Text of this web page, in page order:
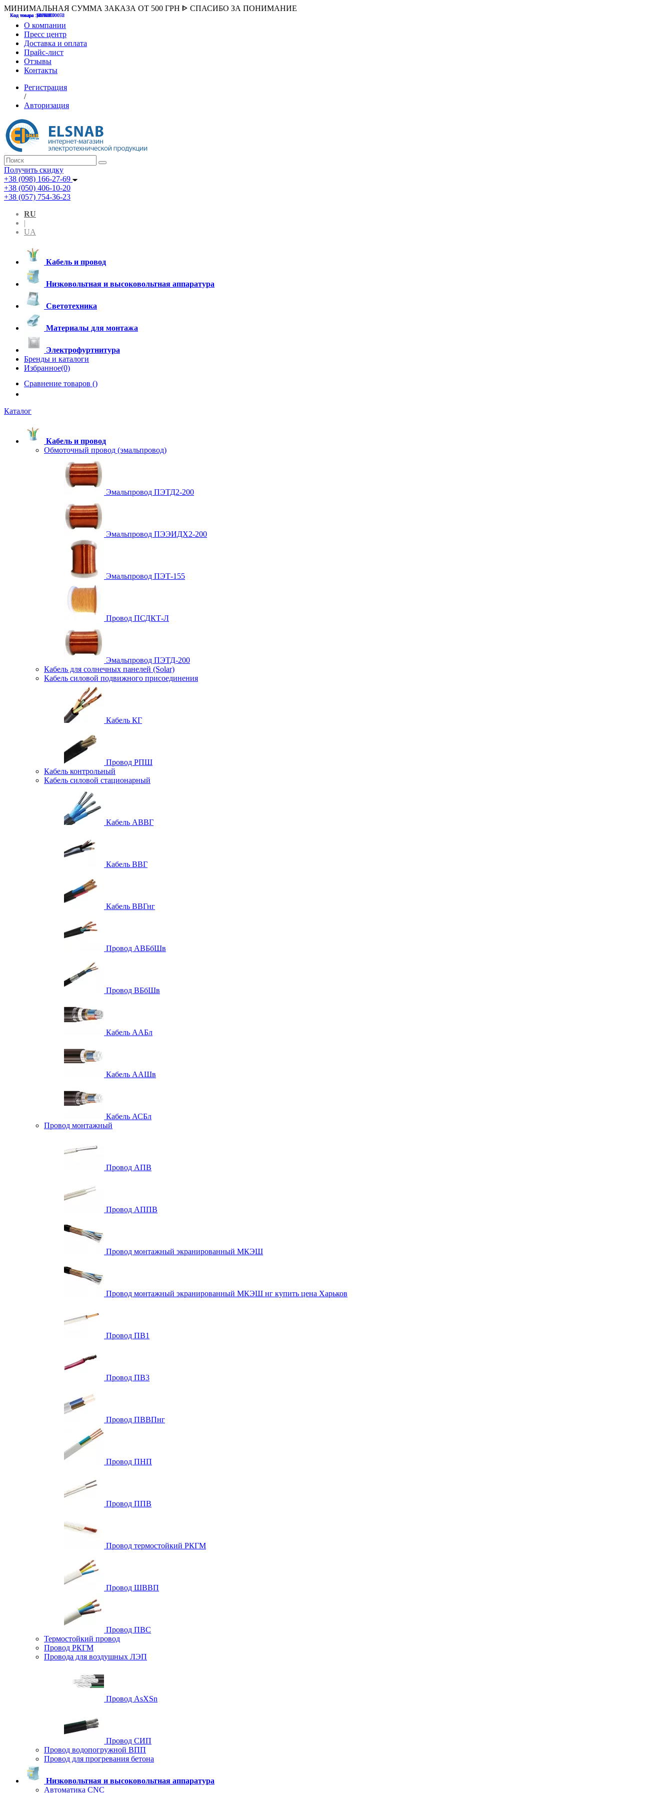
МИНИМАЛЬНАЯ СУММА ЗАКАЗА ОТ 500 ГРН ᐈ СПАСИБО ЗА ПОНИМАНИЕ
О компании
Пресс центр
Доставка и оплата
Прайс-лист
Отзывы
Контакты
Регистрация
/
Авторизация
Получить скидку
+38 (098) 166-27-69
+38 (050) 406-10-20
+38 (057) 754-36-23
RU
|
UA
Кабель и провод
Низковольтная и высоковольтная аппаратура
Светотехника
Материалы для монтажа
Электрофуртнитура
Бренды и каталоги
Избранное(0)
Сравнение товаров ()
Каталог
Кабель и провод
Обмоточный провод (эмальпровод)
Эмальпровод ПЭТД2-200
Эмальпровод ПЭЭИДХ2-200
Эмальпровод ПЭТ-155
Провод ПСДКТ-Л
Эмальпровод ПЭТД-200
Кабель для солнечных панелей (Solar)
Кабель силовой подвижного присоединения
Кабель КГ
Провод РПШ
Кабель контрольный
Кабель силовой стационарный
Кабель АВВГ
Кабель ВВГ
Кабель ВВГнг
Провод АВБбШв
Провод ВБбШв
Кабель ААБл
Кабель ААШв
Кабель АСБл
Провод монтажный
Провод АПВ
Провод АППВ
Провод монтажный экранированный МКЭШ
Провод монтажный экранированный МКЭШ нг купить цена Харьков
Провод ПВ1
Провод ПВ3
Провод ПВВПнг
Провод ПНП
Провод ППВ
Провод термостойкий РКГМ
Провод ШВВП
Провод ПВС
Термостойкий провод
Провод РКГМ
Провода для воздушных ЛЭП
Провод AsXSn
Провод СИП
Провод водопогружной ВПП
Провод для прогревания бетона
Низковольтная и высоковольтная аппаратура
Автоматика CNC
Код товара :507000
Код товара :HUK-K00058
Код товара :Т075177
Код товара :pnsv12
Код товара :HUK-K00072